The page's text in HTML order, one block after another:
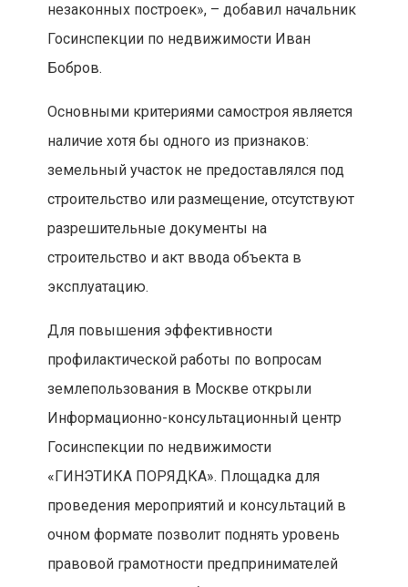
незаконных построек», – добавил начальник
Госинспекции по недвижимости Иван
Бобров.
Основными критериями самостроя является
наличие хотя бы одного из признаков:
земельный участок не предоставлялся под
строительство или размещение, отсутствуют
разрешительные документы на
строительство и акт ввода объекта в
эксплуатацию.
Для повышения эффективности
профилактической работы по вопросам
землепользования в Москве открыли
Информационно-консультационный центр
Госинспекции по недвижимости
«ГИНЭТИКА ПОРЯДКА». Площадка для
проведения мероприятий и консультаций в
очном формате позволит поднять уровень
правовой грамотности предпринимателей